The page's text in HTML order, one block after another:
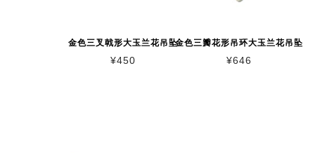
金色三叉戟形大玉兰花吊坠
¥450
金色三瓣花形吊环大玉兰花吊坠
¥646